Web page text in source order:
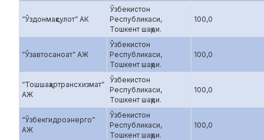
“Ўздонмаҳсулот” АК
Ўзбекистон
Республикаси,
Тошкент шаҳри.
100,0
“Ўзавтосаноат” АЖ
Ўзбекистон
Республикаси,
Тошкент шаҳри.
100,0
“Тошшаҳартрансхизмат”
АЖ
Ўзбекистон
Республикаси,
Тошкент шаҳри.
100,0
“Ўзбекгидроэнерго”
АЖ
Ўзбекистон
Республикаси,
Тошкент шаҳри.
100,0